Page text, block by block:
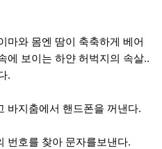
마와 몸엔 땀이 축축하게 베어
에 보이는 하얀 허벅지의 속살..
.
바지춤에서 핸드폰을 꺼낸다.
번호를 찾아 문자를보낸다.